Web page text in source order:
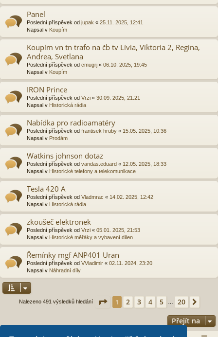
Panel
Poslední příspěvek od jupak « 25.11. 2025, 12:41
Napsal v Koupím
Koupím vn tn trafo na čb tv Lívia, Viktoria 2, Regina,
Andrea, Svetlana
Poslední příspěvek od cmugrj « 06.10. 2025, 19:45
Napsal v Koupím
IRON Prince
Poslední příspěvek od Vrzi « 30.09. 2025, 21:21
Napsal v Historická rádia
Nabídka pro radioamatéry
Poslední příspěvek od frantisek hruby « 15.05. 2025, 10:36
Napsal v Prodám
Watkins johnson dotaz
Poslední příspěvek od vandas.eduard « 12.05. 2025, 18:33
Napsal v Historické telefony a telekomunikace
Tesla 420 A
Poslední příspěvek od Vladmrac « 14.02. 2025, 12:42
Napsal v Historická rádia
zkoušeč elektronek
Poslední příspěvek od Vrzi « 05.01. 2025, 21:53
Napsal v Historické měřáky a vybavení dílen
Řemínky mgf ANP401 Uran
Poslední příspěvek od VVladimir « 02.11. 2024, 23:20
Napsal v Náhradní díly
Nalezeno 491 výsledků hledání Stránka 1z 20
1 2 3 4 5 20
Přejít na